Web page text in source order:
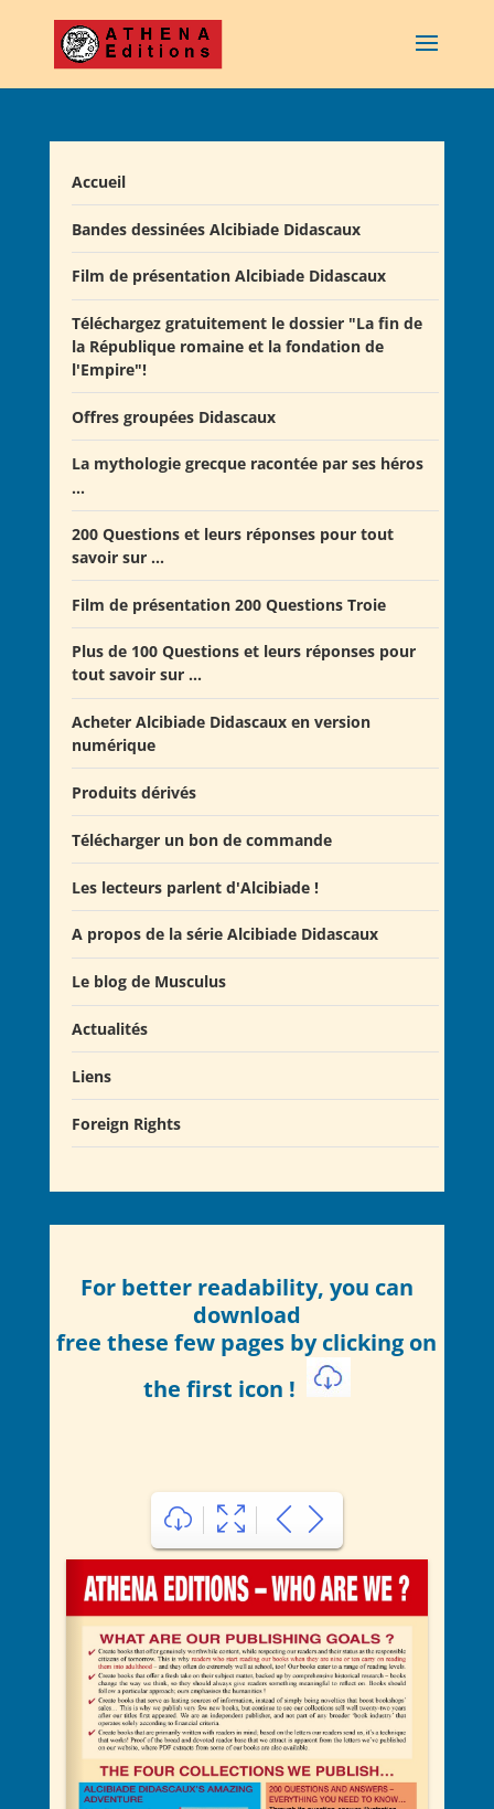
Accueil
Bandes dessinées Alcibiade Didascaux
Film de présentation Alcibiade Didascaux
Téléchargez gratuitement le dossier "La fin de
la République romaine et la fondation de
l'Empire"!
Offres groupées Didascaux
Offre "Tout savoir sur la guerre de Troie!"
Offre Spéciale Moyen Âge
Offre 5 volumes + cadeau
Offre Spéciale Latinistes
Offre Spéciale “De la fin de la République romaine à
la fondation de l’Empire”
Offre Collection complète Alcibiade Didascaux
La mythologie grecque racontée par ses héros
...
200 Questions et leurs réponses pour tout
savoir sur ...
Film de présentation 200 Questions Troie
Plus de 100 Questions et leurs réponses pour
tout savoir sur ...
Acheter Alcibiade Didascaux en version
numérique
Produits dérivés
Télécharger un bon de commande
Les lecteurs parlent d'Alcibiade !
Les lecteurs en parlent - Livre d'0r
Flipbook Exposé Alcibiade Didascaux
A propos de la série Alcibiade Didascaux
Le blog de Musculus
Actualités
Actualités
Salons du Livre
Liens
Foreign Rights
For better readability, you can
download
free these few pages by clicking on
the first icon !